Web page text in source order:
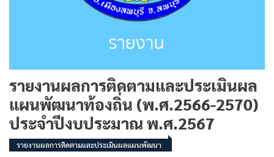
รายงานผลการติดตามและประเมินผล
แผนพัฒนาท้องถิ่น (พ.ศ.2566-2570)
ประจำปีงบประมาณ พ.ศ.2567
รายงานผลการติดตามและประเมินผลแผนพัฒนา